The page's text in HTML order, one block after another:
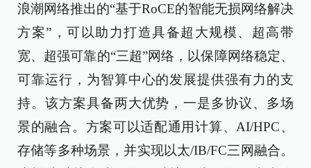
浪潮网络推出的“基于RoCE的智能无损网络解决
方案”，可以助力打造具备超大规模、超高带
宽、超强可靠的“三超”网络，以保障网络稳定、
可靠运行，为智算中心的发展提供强有力的支
持。该方案具备两大优势，一是多协议、多场
景的融合。方案可以适配通用计算、AI/HPC、
存储等多种场景，并实现以太/IB/FC三网融合。